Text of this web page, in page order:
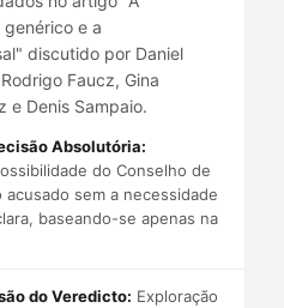
e a
discutido por Daniel
Faucz, Gina
e Denis Sampaio.
Absolutória:
do Conselho de
sem a necessidade
baseando-se apenas na
do Veredicto: Exploração